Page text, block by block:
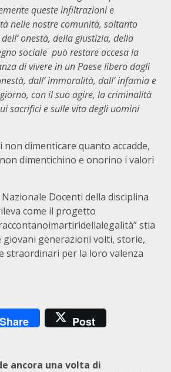
queste infiltrazioni e
nelle nostre comunità, soltanto
onestà, della giustizia, della
sociale può restare accesa la
di vivere in un Paese libero dagli
dall’ immoralità, dall’ infamia e
con il suo agire, la criminalità
sacrifici e sulle vita degli uomini
dimenticare quanto accadde,
dimentichino e onorino i valori
Docenti della disciplina
come il progetto
stia
generazioni volti, storie,
straordinari per la loro valenza
Share Post
ancora una volta di